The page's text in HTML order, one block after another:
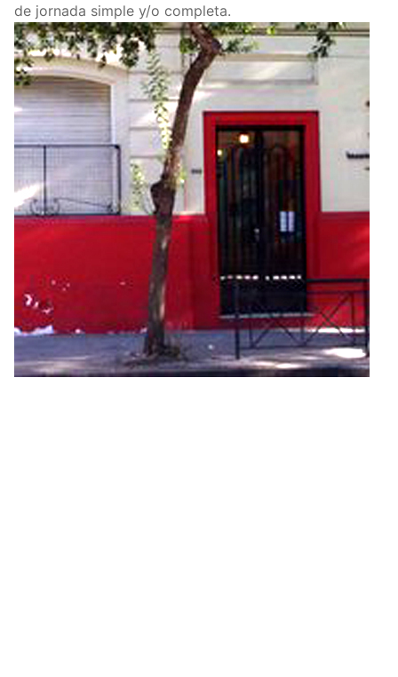
de jornada simple y/o completa.